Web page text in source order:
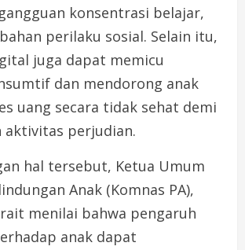
konsentrasi belajar,
perilaku sosial. Selain itu,
juga dapat memicu
dan mendorong anak
uang secara tidak sehat demi
aktivitas perjudian.
hal tersebut, Ketua Umum
Anak (Komnas PA),
menilai bahwa pengaruh
anak dapat